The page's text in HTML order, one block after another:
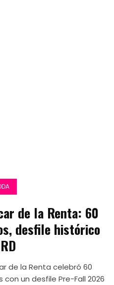
de la Renta: 60
desfile histórico
de la Renta celebró 60
con un desfile Pre-Fall 2026